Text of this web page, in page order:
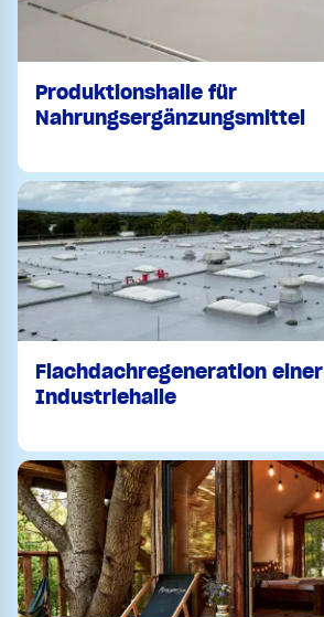
Produktionshalle für
Nahrungsergänzungsmittel
Flachdachregeneration einer
Industriehalle